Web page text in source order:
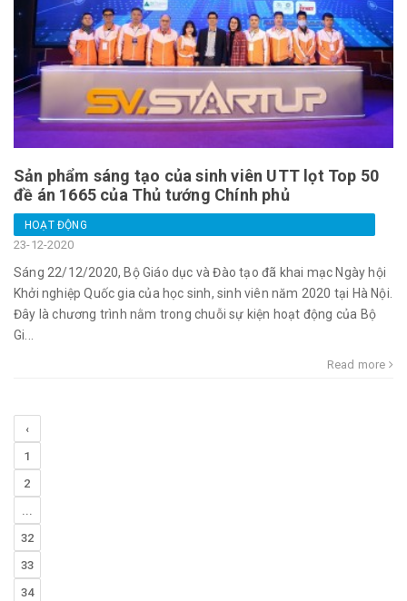
Sản phẩm sáng tạo của sinh viên UTT lọt Top 50
đề án 1665 của Thủ tướng Chính phủ
HOẠT ĐỘNG
23-12-2020
Sáng 22/12/2020, Bộ Giáo dục và Đào tạo đã khai mạc Ngày hội
Khởi nghiệp Quốc gia của học sinh, sinh viên năm 2020 tại Hà Nội.
Đây là chương trình nằm trong chuỗi sự kiện hoạt động của Bộ
Gi...
Read more
‹
1
2
...
32
33
34